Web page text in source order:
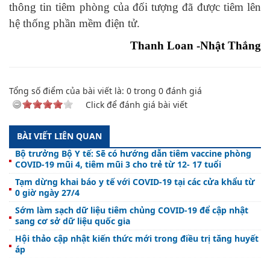
thông tin tiêm phòng của đối tượng đã được tiêm lên
hệ thống phần mềm điện tử.
Thanh Loan -Nhật Thắng
Tổng số điểm của bài viết là: 0 trong 0 đánh giá
Click để đánh giá bài viết
BÀI VIẾT LIÊN QUAN
Bộ trưởng Bộ Y tế: Sẽ có hướng dẫn tiêm vaccine phòng
COVID-19 mũi 4, tiêm mũi 3 cho trẻ từ 12- 17 tuổi
Tạm dừng khai báo y tế với COVID-19 tại các cửa khẩu từ
0 giờ ngày 27/4
Sớm làm sạch dữ liệu tiêm chủng COVID-19 để cập nhật
sang cơ sở dữ liệu quốc gia
Hội thảo cập nhật kiến thức mới trong điều trị tăng huyết
áp